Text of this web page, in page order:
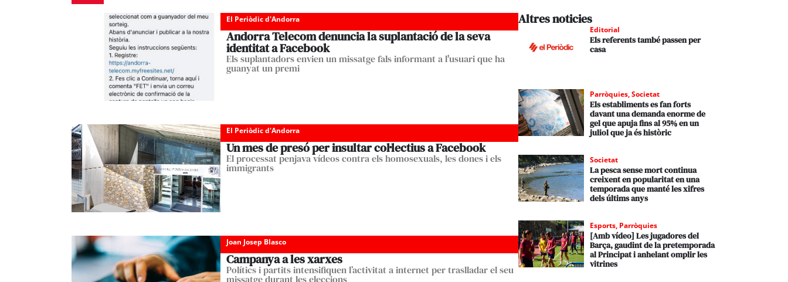
El Periòdic d'Andorra
Andorra Telecom denuncia la suplantació de la seva
identitat a Facebook
Els suplantadors envien un missatge fals informant a l'usuari que ha
guanyat un premi
El Periòdic d'Andorra
Un mes de presó per insultar col·lectius a Facebook
El processat penjava vídeos contra els homosexuals, les dones i els
immigrants
Joan Josep Blasco
Campanya a les xarxes
Polítics i partits intensifiquen l’activitat a internet per traslladar el seu
missatge durant les eleccions
Altres noticies
Editorial
Els referents també passen per
casa
Parròquies,Societat
Els establiments es fan forts
davant una demanda enorme de
gel que apuja fins al 95% en un
juliol que ja és històric
Societat
La pesca sense mort continua
creixent en popularitat en una
temporada que manté les xifres
dels últims anys
Esports, Parròquies
[Amb vídeo] Les jugadores del
Barça, gaudint de la pretemporada
al Principat i anhelant omplir les
vitrines